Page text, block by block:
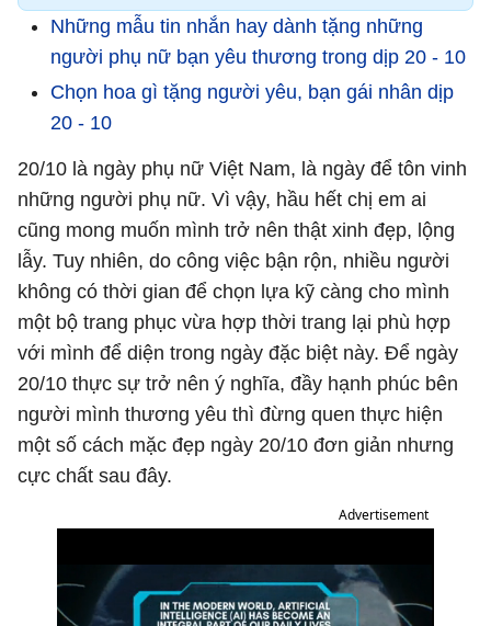
Những mẫu tin nhắn hay dành tặng những
người phụ nữ bạn yêu thương trong dịp 20 - 10
Chọn hoa gì tặng người yêu, bạn gái nhân dịp
20 - 10
20/10 là ngày phụ nữ Việt Nam, là ngày để tôn vinh
những người phụ nữ. Vì vậy, hầu hết chị em ai
cũng mong muốn mình trở nên thật xinh đẹp, lộng
lẫy. Tuy nhiên, do công việc bận rộn, nhiều người
không có thời gian để chọn lựa kỹ càng cho mình
một bộ trang phục vừa hợp thời trang lại phù hợp
với mình để diện trong ngày đặc biệt này. Để ngày
20/10 thực sự trở nên ý nghĩa, đầy hạnh phúc bên
người mình thương yêu thì đừng quen thực hiện
một số cách mặc đẹp ngày 20/10 đơn giản nhưng
cực chất sau đây.
Advertisement